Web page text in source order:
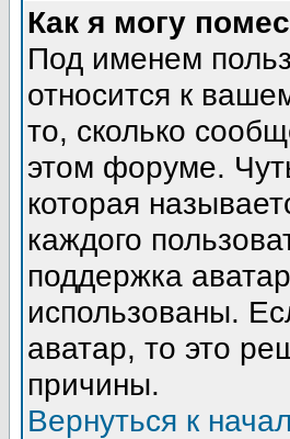
Как я могу
Под именем
относится к
то, сколько
этом форуме.
которая
каждого
поддержка
использованы.
аватар, то это
причины.
Вернуться к